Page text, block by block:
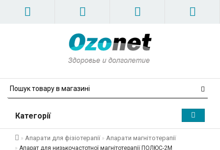
Категорії
Апарати для фізіотерапії Апарати магнітотерапії
Апарат для низькочастотної магнітотерапії ПОЛЮС-2М